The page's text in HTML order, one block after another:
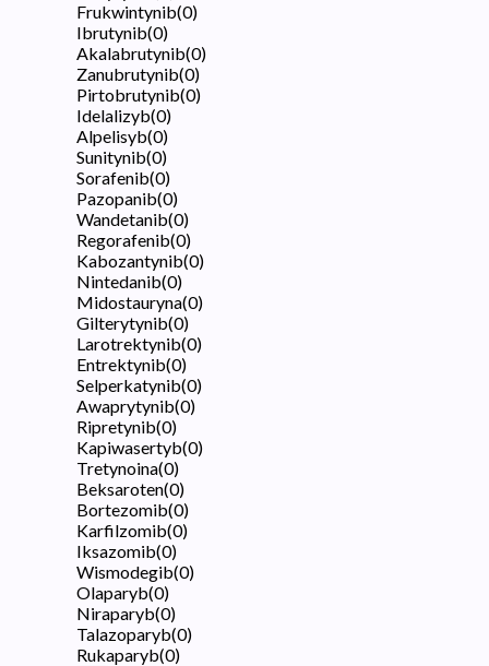
Frukwintynib(0)
Ibrutynib(0)
Akalabrutynib(0)
Zanubrutynib(0)
Pirtobrutynib(0)
Idelalizyb(0)
Alpelisyb(0)
Sunitynib(0)
Sorafenib(0)
Pazopanib(0)
Wandetanib(0)
Regorafenib(0)
Kabozantynib(0)
Nintedanib(0)
Midostauryna(0)
Gilterytynib(0)
Larotrektynib(0)
Entrektynib(0)
Selperkatynib(0)
Awaprytynib(0)
Ripretynib(0)
Kapiwasertyb(0)
Tretynoina(0)
Beksaroten(0)
Bortezomib(0)
Karfilzomib(0)
Iksazomib(0)
Wismodegib(0)
Olaparyb(0)
Niraparyb(0)
Talazoparyb(0)
Rukaparyb(0)